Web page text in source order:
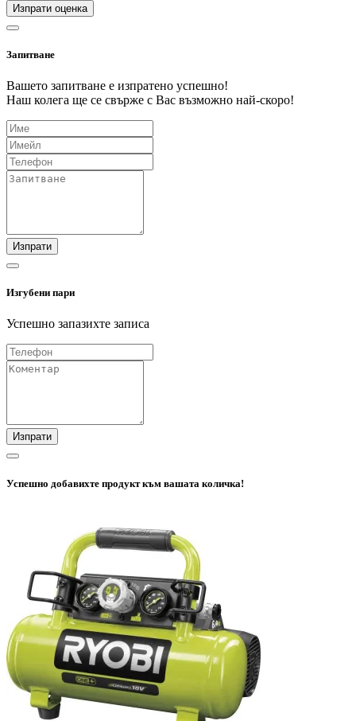
Изпрати оценка
Запитване
Вашето запитване е изпратено успешно!
Наш колега ще се свърже с Вас възможно най-скоро!
Изпрати
Изгубени пари
Успешно запазихте записа
Изпрати
Успешно добавихте продукт към вашата количка!